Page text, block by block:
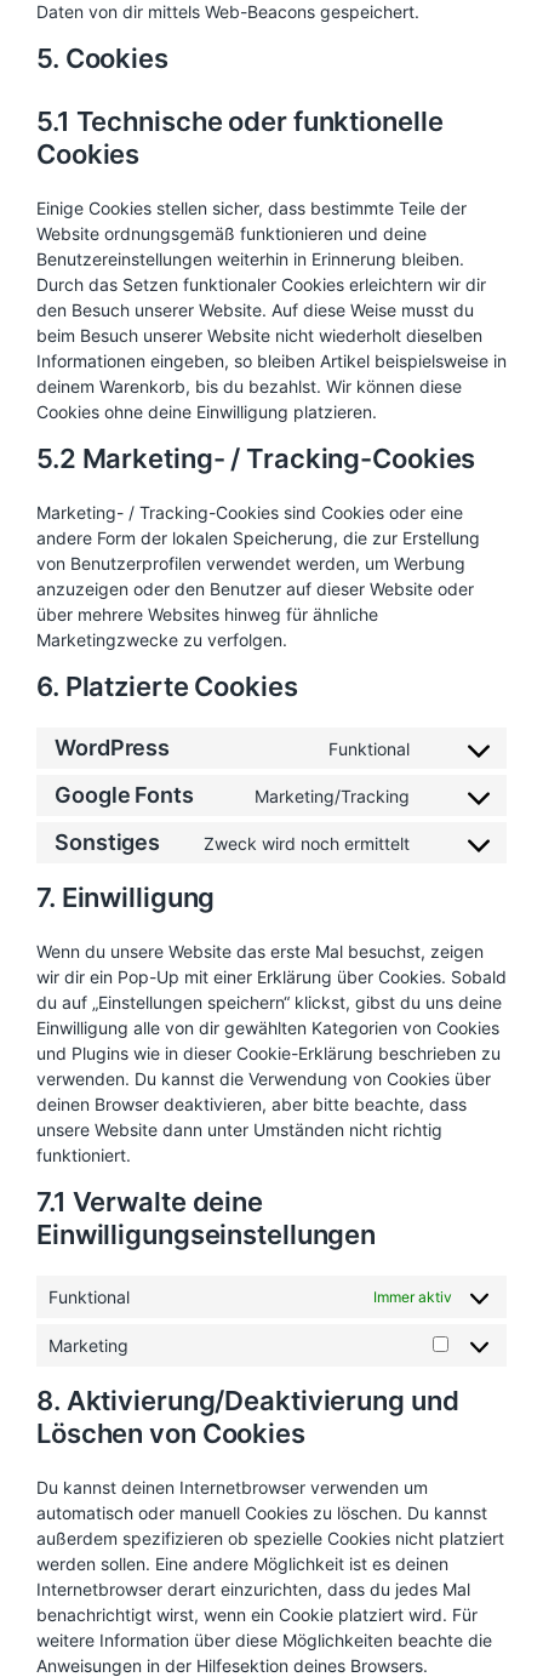
Daten von dir mittels Web-Beacons gespeichert.
5. Cookies
5.1 Technische oder funktionelle
Cookies
Einige Cookies stellen sicher, dass bestimmte Teile der
Website ordnungsgemäß funktionieren und deine
Benutzereinstellungen weiterhin in Erinnerung bleiben.
Durch das Setzen funktionaler Cookies erleichtern wir dir
den Besuch unserer Website. Auf diese Weise musst du
beim Besuch unserer Website nicht wiederholt dieselben
Informationen eingeben, so bleiben Artikel beispielsweise in
deinem Warenkorb, bis du bezahlst. Wir können diese
Cookies ohne deine Einwilligung platzieren.
5.2 Marketing- / Tracking-Cookies
Marketing- / Tracking-Cookies sind Cookies oder eine
andere Form der lokalen Speicherung, die zur Erstellung
von Benutzerprofilen verwendet werden, um Werbung
anzuzeigen oder den Benutzer auf dieser Website oder
über mehrere Websites hinweg für ähnliche
Marketingzwecke zu verfolgen.
6. Platzierte Cookies
WordPress Funktional
e
r
v
i
c
e
w
o
r
d
Google Fonts Marketing/Tracking
t
s
e
r
v
i
c
e
g
o
s
Sonstiges Zweck wird noch ermittelt
n
t
o
s
e
r
i
c
g
s
7. Einwilligung
Wenn du unsere Website das erste Mal besuchst, zeigen
wir dir ein Pop-Up mit einer Erklärung über Cookies. Sobald
du auf „Einstellungen speichern“ klickst, gibst du uns deine
Einwilligung alle von dir gewählten Kategorien von Cookies
und Plugins wie in dieser Cookie-Erklärung beschrieben zu
verwenden. Du kannst die Verwendung von Cookies über
deinen Browser deaktivieren, aber bitte beachte, dass
unsere Website dann unter Umständen nicht richtig
funktioniert.
7.1 Verwalte deine
Einwilligungseinstellungen
Funktional Immer aktiv
Marketing
r
g
8. Aktivierung/Deaktivierung und
Löschen von Cookies
Du kannst deinen Internetbrowser verwenden um
automatisch oder manuell Cookies zu löschen. Du kannst
außerdem spezifizieren ob spezielle Cookies nicht platziert
werden sollen. Eine andere Möglichkeit ist es deinen
Internetbrowser derart einzurichten, dass du jedes Mal
benachrichtigt wirst, wenn ein Cookie platziert wird. Für
weitere Information über diese Möglichkeiten beachte die
Anweisungen in der Hilfesektion deines Browsers.